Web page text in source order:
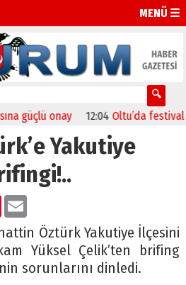
MENÜ ☰
onay 12:04 Oltu’da festival
Yakutiye
Pinterest
Email
Öztürk Yakutiye İlçesini
Yüksel Çelik’ten brifing
sorunlarını dinledi.